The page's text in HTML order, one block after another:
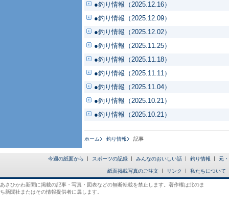
●釣り情報（2025.12.16）
●釣り情報（2025.12.09）
●釣り情報（2025.12.02）
●釣り情報（2025.11.25）
●釣り情報（2025.11.18）
●釣り情報（2025.11.11）
●釣り情報（2025.11.04）
●釣り情報（2025.10.21）
●釣り情報（2025.10.21）
ホーム 釣り情報 記事
今週の紙面から スポーツの記録 みんなのおいしい話 釣り情報 元
紙面掲載写真のご注文 リンク 私たちについて
あさひかわ新聞に掲載の記事・写真・図表などの無断転載を禁止します。著作権は北のま
ち新聞社またはその情報提供者に属します。